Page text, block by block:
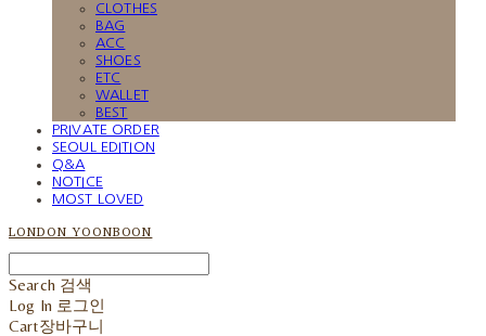
CLOTHES
BAG
ACC
SHOES
ETC
WALLET
BEST
PRIVATE ORDER
SEOUL EDITION
Q&A
NOTICE
MOST LOVED
LONDON YOONBOON
Search 검색
Log In 로그인
Cart장바구니